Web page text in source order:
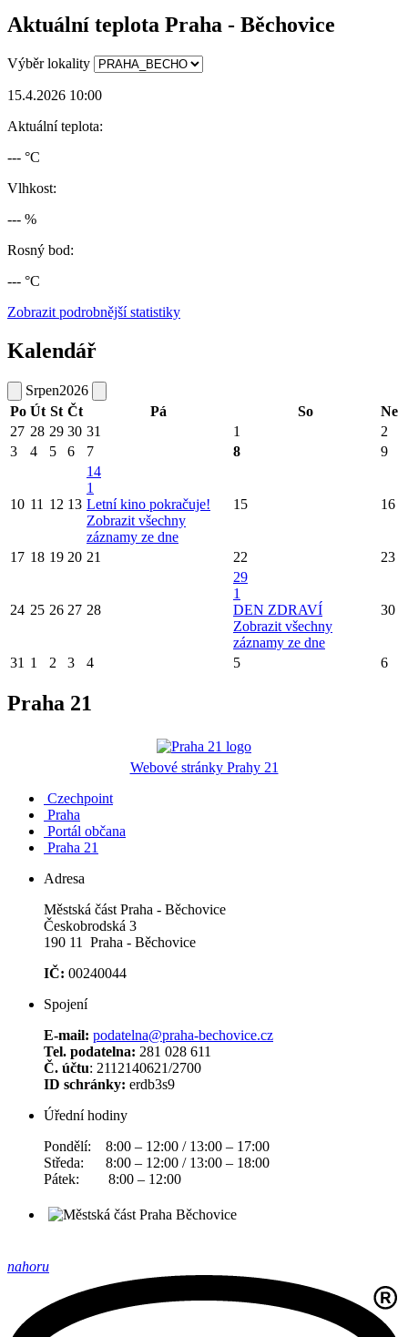
Aktuální teplota Praha - Běchovice
Výběr lokality
15.4.2026 10:00
Aktuální teplota:
--- °C
Vlhkost:
--- %
Rosný bod:
--- °C
Zobrazit podrobnější statistiky
Kalendář
Srpen2026
Po Út St Čt Pá So
Ne
27 28 29 30 31 1
2
3
4 5 6 7 8 9
10 11 12 13
14
1
Letní kino pokračuje!
Zobrazit všechny
záznamy ze dne
15 16
17 18 19 20 21 22 23
24 25 26 27 28
29
1
DEN ZDRAVÍ
Zobrazit všechny
záznamy ze dne
30
31 1 2 3 4 5 6
Praha 21
Webové stránky Prahy 21
Czechpoint
Praha
Portál občana
Praha 21
Adresa
Městská část Praha - Běchovice
Českobrodská 3
190 11 Praha - Běchovice
IČ: 00240044
Spojení
E-mail: podatelna@praha-bechovice.cz
Tel. podatelna: 281 028 611
Č. účtu: 2112140621/2700
ID schránky: erdb3s9
Úřední hodiny
Pondělí: 8:00 – 12:00 / 13:00 – 17:00
Středa: 8:00 – 12:00 / 13:00 – 18:00
Pátek: 8:00 – 12:00
nahoru